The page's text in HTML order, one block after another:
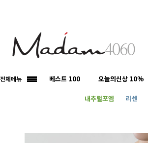
전체메뉴 베스트 100 오늘의신상 10%
내추럴포엠 리센